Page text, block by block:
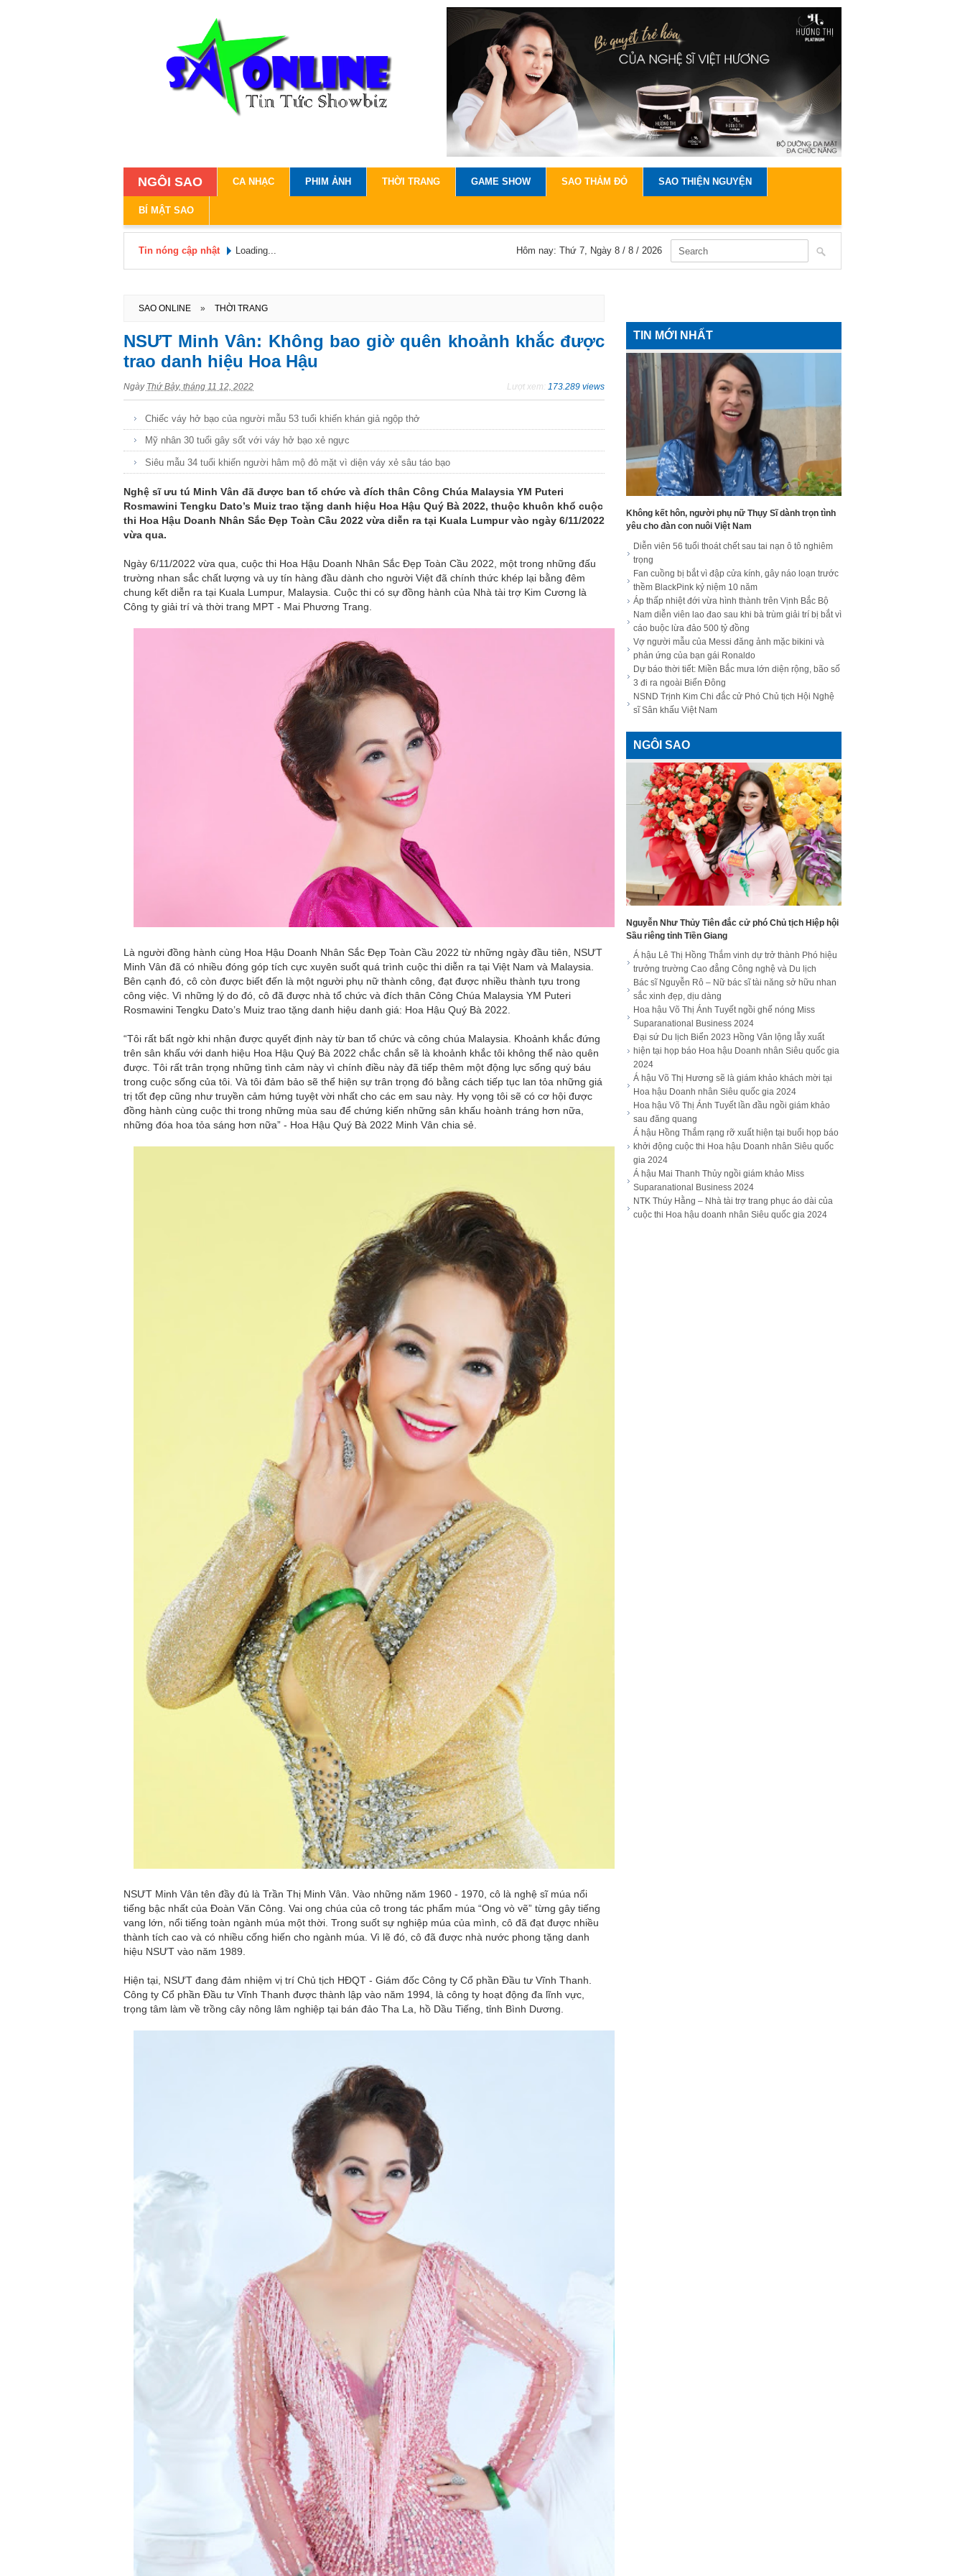
NGÔI SAO CA NHẠC PHIM ẢNH THỜI TRANG GAME SHOW SAO THẢM ĐỎ SAO THIỆN NGUYỆN
BÍ MẬT SAO
Tin nóng cập nhật Loading... Hôm nay: Thứ 7, Ngày 8 / 8 / 2026
SAO ONLINE » THỜI TRANG
NSƯT Minh Vân: Không bao giờ quên khoảnh khắc được
trao danh hiệu Hoa Hậu
Ngày Thứ Bảy, tháng 11 12, 2022 Lượt xem: 173.289 views
Chiếc váy hở bạo của người mẫu 53 tuổi khiến khán giả ngộp thở
Mỹ nhân 30 tuổi gây sốt với váy hở bạo xẻ ngực
Siêu mẫu 34 tuổi khiến người hâm mộ đỏ mặt vì diện váy xẻ sâu táo bạo
Nghệ sĩ ưu tú Minh Vân đã được ban tổ chức và đích thân Công Chúa Malaysia YM Puteri
Rosmawini Tengku Dato’s Muiz trao tặng danh hiệu Hoa Hậu Quý Bà 2022, thuộc khuôn khổ cuộc
thi Hoa Hậu Doanh Nhân Sắc Đẹp Toàn Cầu 2022 vừa diễn ra tại Kuala Lumpur vào ngày 6/11/2022
vừa qua.
Ngày 6/11/2022 vừa qua, cuộc thi Hoa Hậu Doanh Nhân Sắc Đẹp Toàn Cầu 2022, một trong những đấu
trường nhan sắc chất lượng và uy tín hàng đầu dành cho người Việt đã chính thức khép lại bằng đêm
chung kết diễn ra tại Kuala Lumpur, Malaysia. Cuộc thi có sự đồng hành của Nhà tài trợ Kim Cương là
Công ty giải trí và thời trang MPT - Mai Phương Trang.
Là người đồng hành cùng Hoa Hậu Doanh Nhân Sắc Đẹp Toàn Cầu 2022 từ những ngày đầu tiên, NSƯT
Minh Vân đã có nhiều đóng góp tích cực xuyên suốt quá trình cuộc thi diễn ra tại Việt Nam và Malaysia.
Bên cạnh đó, cô còn được biết đến là một người phụ nữ thành công, đạt được nhiều thành tựu trong
công việc. Vì những lý do đó, cô đã được nhà tổ chức và đích thân Công Chúa Malaysia YM Puteri
Rosmawini Tengku Dato’s Muiz trao tặng danh hiệu danh giá: Hoa Hậu Quý Bà 2022.
“Tôi rất bất ngờ khi nhận được quyết định này từ ban tổ chức và công chúa Malaysia. Khoảnh khắc đứng
trên sân khấu với danh hiệu Hoa Hậu Quý Bà 2022 chắc chắn sẽ là khoảnh khắc tôi không thể nào quên
được. Tôi rất trân trọng những tình cảm này vì chính điều này đã tiếp thêm một động lực sống quý báu
trong cuộc sống của tôi. Và tôi đảm bảo sẽ thể hiện sự trân trọng đó bằng cách tiếp tục lan tỏa những giá
trị tốt đẹp cũng như truyền cảm hứng tuyệt vời nhất cho các em sau này. Hy vọng tôi sẽ có cơ hội được
đồng hành cùng cuộc thi trong những mùa sau để chứng kiến những sân khấu hoành tráng hơn nữa,
những đóa hoa tỏa sáng hơn nữa” - Hoa Hậu Quý Bà 2022 Minh Vân chia sẻ.
NSƯT Minh Vân tên đầy đủ là Trần Thị Minh Vân. Vào những năm 1960 - 1970, cô là nghệ sĩ múa nổi
tiếng bậc nhất của Đoàn Văn Công. Vai ong chúa của cô trong tác phẩm múa “Ong vò vẽ” từng gây tiếng
vang lớn, nổi tiếng toàn ngành múa một thời. Trong suốt sự nghiệp múa của mình, cô đã đạt được nhiều
thành tích cao và có nhiều cống hiến cho ngành múa. Vì lẽ đó, cô đã được nhà nước phong tặng danh
hiệu NSƯT vào năm 1989.
Hiện tại, NSƯT đang đảm nhiệm vị trí Chủ tịch HĐQT - Giám đốc Công ty Cổ phần Đầu tư Vĩnh Thanh.
Công ty Cổ phần Đầu tư Vĩnh Thanh được thành lập vào năm 1994, là công ty hoạt động đa lĩnh vực,
trọng tâm làm về trồng cây nông lâm nghiệp tại bán đảo Tha La, hồ Dầu Tiếng, tỉnh Bình Dương.
TIN MỚI NHẤT
Không kết hôn, người phụ nữ Thụy Sĩ dành trọn tình
yêu cho đàn con nuôi Việt Nam
Diễn viên 56 tuổi thoát chết sau tai nạn ô tô nghiêm
trọng
Fan cuồng bị bắt vì đập cửa kính, gây náo loạn trước
thềm BlackPink kỷ niệm 10 năm
Áp thấp nhiệt đới vừa hình thành trên Vịnh Bắc Bộ
Nam diễn viên lao đao sau khi bà trùm giải trí bị bắt vì
cáo buộc lừa đảo 500 tỷ đồng
Vợ người mẫu của Messi đăng ảnh mặc bikini và
phản ứng của bạn gái Ronaldo
Dự báo thời tiết: Miền Bắc mưa lớn diện rộng, bão số
3 đi ra ngoài Biển Đông
NSND Trịnh Kim Chi đắc cử Phó Chủ tịch Hội Nghệ
sĩ Sân khấu Việt Nam
NGÔI SAO
Nguyễn Như Thủy Tiên đắc cử phó Chủ tịch Hiệp hội
Sầu riêng tỉnh Tiền Giang
Á hậu Lê Thị Hồng Thắm vinh dự trở thành Phó hiệu
trưởng trường Cao đẳng Công nghệ và Du lịch
Bác sĩ Nguyễn Rô – Nữ bác sĩ tài năng sở hữu nhan
sắc xinh đẹp, dịu dàng
Hoa hậu Võ Thị Ánh Tuyết ngồi ghế nóng Miss
Suparanational Business 2024
Đại sứ Du lịch Biển 2023 Hồng Vân lộng lẫy xuất
hiện tại họp báo Hoa hậu Doanh nhân Siêu quốc gia
2024
Á hậu Võ Thị Hương sẽ là giám khảo khách mời tại
Hoa hậu Doanh nhân Siêu quốc gia 2024
Hoa hậu Võ Thị Ánh Tuyết lần đầu ngồi giám khảo
sau đăng quang
Á hậu Hồng Thắm rạng rỡ xuất hiện tại buổi họp báo
khởi động cuộc thi Hoa hậu Doanh nhân Siêu quốc
gia 2024
Á hậu Mai Thanh Thủy ngồi giám khảo Miss
Suparanational Business 2024
NTK Thúy Hằng – Nhà tài trợ trang phục áo dài của
cuộc thi Hoa hậu doanh nhân Siêu quốc gia 2024